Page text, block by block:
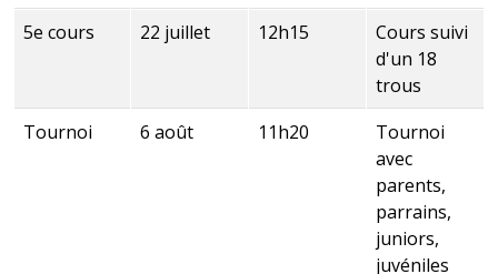
5e cours
22 juillet 12h15
Cours suivi
d'un 18
trous
Tournoi
6 août 11h20
Tournoi
avec
parents,
parrains,
juniors,
juvéniles